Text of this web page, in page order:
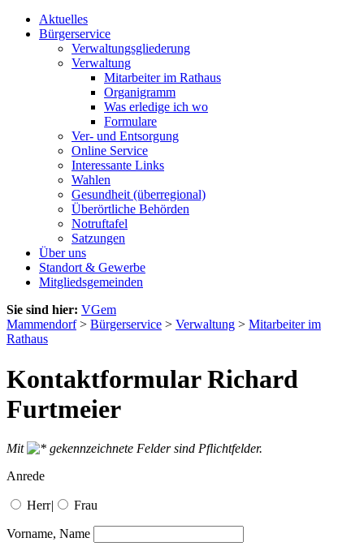
Aktuelles
Bürgerservice
Verwaltungsgliederung
Verwaltung
Mitarbeiter im Rathaus
Organigramm
Was erledige ich wo
Formulare
Ver- und Entsorgung
Online Service
Interessante Links
Wahlen
Gesundheit (überregional)
Überörtliche Behörden
Notruftafel
Satzungen
Über uns
Standort & Gewerbe
Mitgliedsgemeinden
Sie sind hier: VGem
Mammendorf> Bürgerservice > Verwaltung > Mitarbeiter im
Rathaus
Kontaktformular Richard
Furtmeier
Mit
gekennzeichnete Felder sind Pflichtfelder.
Anrede
Herr| Frau
Vorname, Name